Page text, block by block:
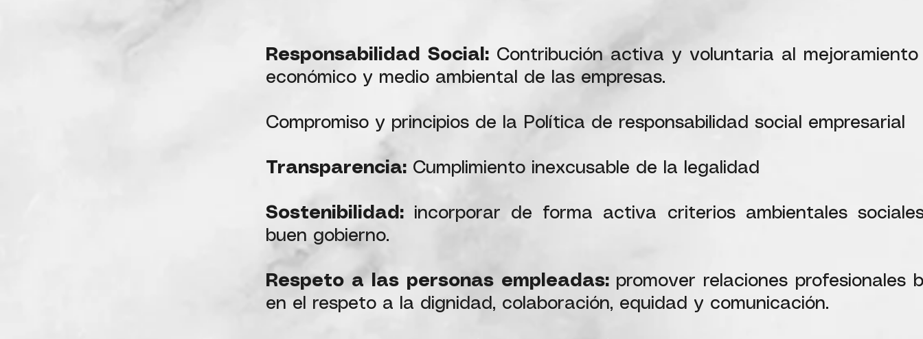
Responsabilidad Social: Contribución activa y voluntaria al mejoramiento
económico y medio ambiental de las empresas.
Compromiso y principios de la Política de responsabilidad social empresarial
Transparencia: Cumplimiento inexcusable de la legalidad
Sostenibilidad: incorporar de forma activa criterios ambientales
buen gobierno.
Respeto a las personas empleadas:promover relaciones profesionales
en el respeto a la dignidad, colaboración, equidad y comunicación.